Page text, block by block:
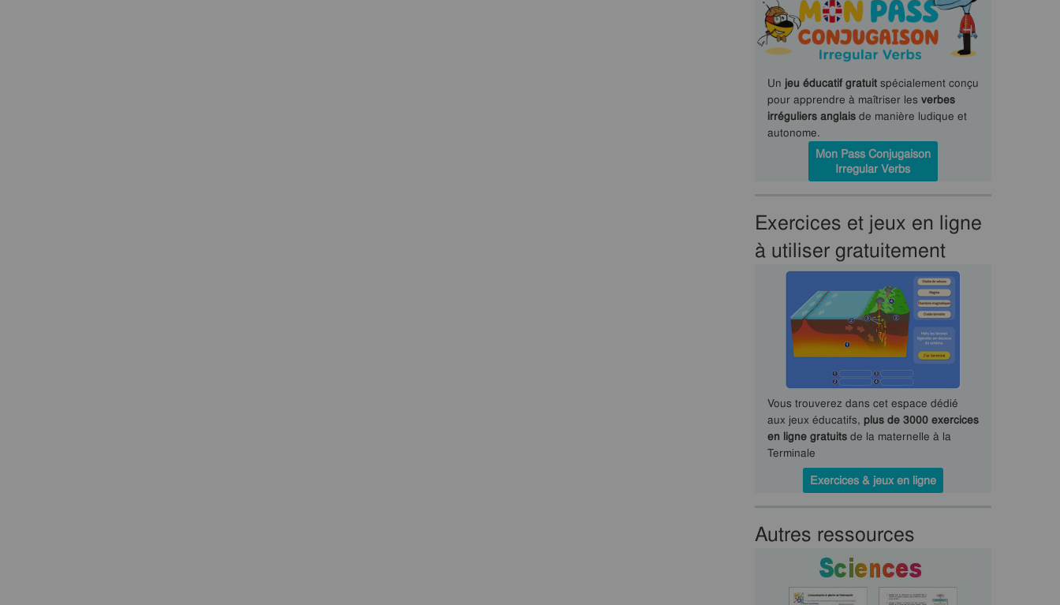
Un jeu éducatif gratuitspécialement conçu
pour apprendre à maîtriser les verbes
irréguliers anglaisde manière ludique et
autonome.
Mon Pass Conjugaison
Irregular Verbs
Exercices et jeux en ligne
à utiliser gratuitement
Vous trouverez dans cet espace dédié
aux jeux éducatifs, plus de 3000 exercices
en ligne gratuitsde la maternelle à la
Terminale
Exercices & jeux en ligne
Autres ressources